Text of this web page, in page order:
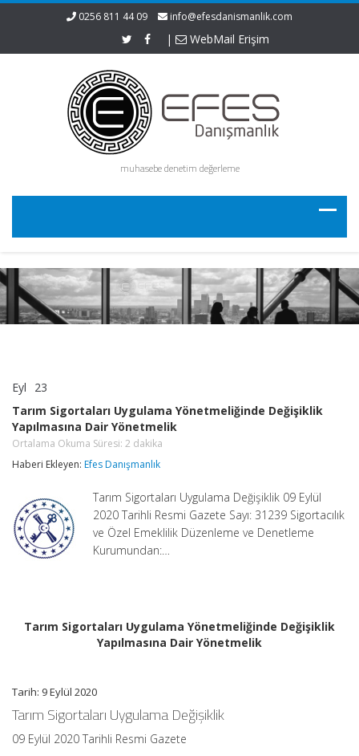
0256 811 44 09 info@efesdanismanlik.com
| WebMail Erişim
muhasebe denetim değerleme
Eyl 23
Uygulama
Yönetmeliğinde
Değişiklik
Dair
Ortalama
Okuma
Süresi:
dakika
için
Tarım Sigortaları Uygulama Yönetmeliğinde Değişiklik
Yapılmasına Dair Yönetmelik
Ortalama Okuma Süresi: 2 dakika
Haberi Ekleyen: Efes Danışmanlık
Tarım Sigortaları Uygulama Değişiklik 09 Eylül
2020 Tarihli Resmi Gazete Sayı: 31239 Sigortacılık
ve Özel Emeklilik Düzenleme ve Denetleme
Kurumundan:…
Tarım Sigortaları Uygulama Yönetmeliğinde Değişiklik
Yapılmasına Dair Yönetmelik
Tarih: 9 Eylül 2020
Tarım Sigortaları Uygulama Değişiklik
09 Eylül 2020 Tarihli Resmi Gazete